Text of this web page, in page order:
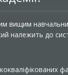
вищим
належить до